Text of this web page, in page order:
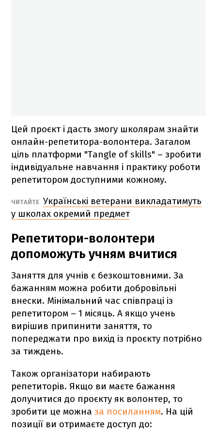
Цей проєкт і дасть змогу школярам знайти
онлайн-репетитора-волонтера. Загалом
ціль платформи "Tangle of skills" – зробити
індивідуальне навчання і практику роботи
репетитором доступними кожному.
ЧИТАЙТЕ Українські ветерани викладатимуть
у школах окремий предмет
Репетитори-волонтери
допоможуть учням вчитися
Заняття для учнів є безкоштовними. За
бажанням можна робити добровільні
внески. Мінімальний час співпраці із
репетитором – 1 місяць. А якщо учень
вирішив припинити заняття, то
попереджати про вихід із проєкту потрібно
за тиждень.
Також організатори набирають
репетиторів. Якщо ви маєте бажання
долучитися до проєкту як волонтер, то
зробити це можна за посиланням. На цій
позиції ви отримаєте доступ до: